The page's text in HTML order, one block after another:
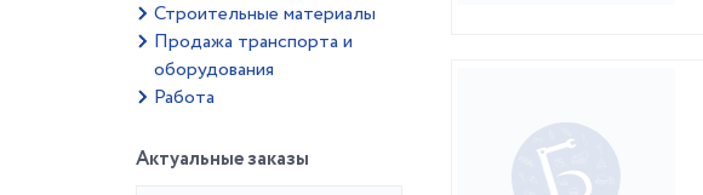
Строительные материалы
Продажа транспорта и
оборудования
Работа
Актуальные заказы